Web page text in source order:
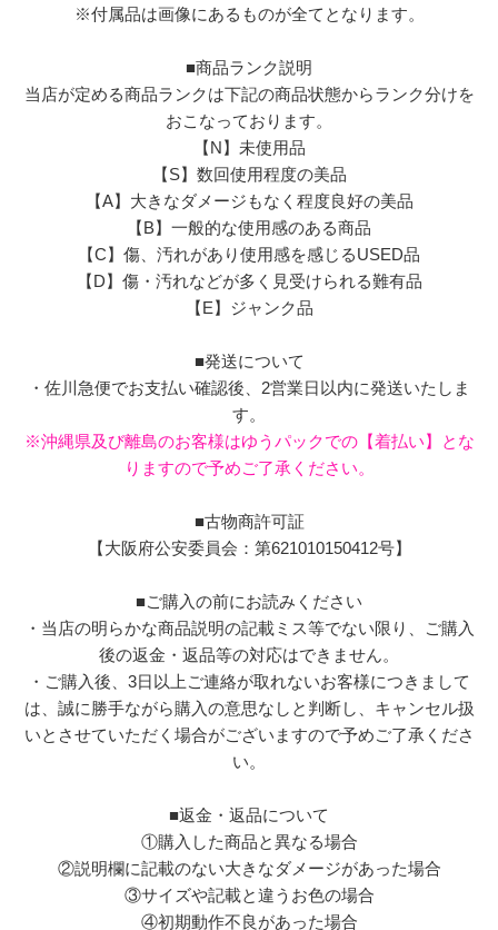
※付属品は画像にあるものが全てとなります。
■商品ランク説明
当店が定める商品ランクは下記の商品状態からランク分けを
おこなっております。
【N】未使用品
【S】数回使用程度の美品
【A】大きなダメージもなく程度良好の美品
【B】一般的な使用感のある商品
【C】傷、汚れがあり使用感を感じるUSED品
【D】傷・汚れなどが多く見受けられる難有品
【E】ジャンク品
■発送について
・佐川急便でお支払い確認後、2営業日以内に発送いたしま
す。
※沖縄県及び離島のお客様はゆうパックでの【着払い】とな
りますので予めご了承ください。
■古物商許可証
【大阪府公安委員会：第621010150412号】
■ご購入の前にお読みください
・当店の明らかな商品説明の記載ミス等でない限り、ご購入
後の返金・返品等の対応はできません。
・ご購入後、3日以上ご連絡が取れないお客様につきまして
は、誠に勝手ながら購入の意思なしと判断し、キャンセル扱
いとさせていただく場合がございますので予めご了承くださ
い。
■返金・返品について
①購入した商品と異なる場合
②説明欄に記載のない大きなダメージがあった場合
③サイズや記載と違うお色の場合
④初期動作不良があった場合